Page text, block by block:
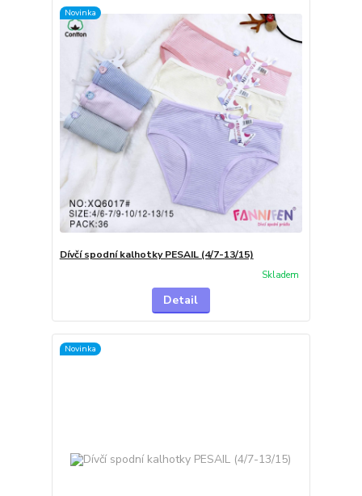
Novinka
Dívčí spodní kalhotky PESAIL (4/7-13/15)
Skladem
Detail
Novinka